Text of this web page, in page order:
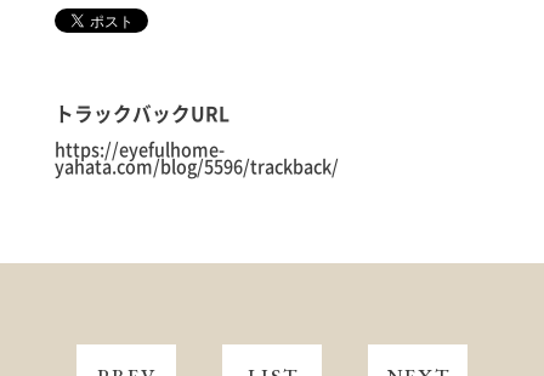
トラックバックURL
https://eyefulhome-
yahata.com/blog/5596/trackback/